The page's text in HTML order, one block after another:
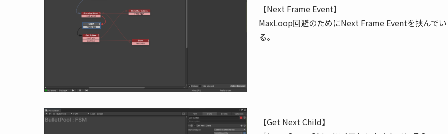
【Next Frame Event】
MaxLoop回避のためにNext Frame Eventを挟んでい
る。
【Get Next Child】